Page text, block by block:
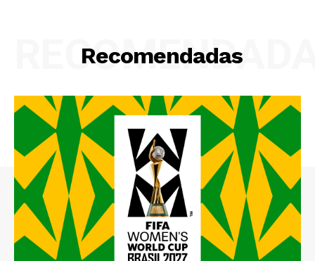
Recomendadas